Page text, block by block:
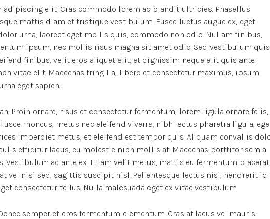
elit. Cras commodo lorem ac blandit ultricies. Phasellus
mattis diam et tristique vestibulum. Fusce luctus augue ex, eget
urna, laoreet eget mollis quis, commodo non odio. Nullam finibus,
ipsum, nec mollis risus magna sit amet odio. Sed vestibulum quis
finibus, velit eros aliquet elit, et dignissim neque elit quis ante.
vitae elit. Maecenas fringilla, libero et consectetur maximus, ipsum
eget sapien.
Proin ornare, risus et consectetur fermentum, lorem ligula ornare felis,
rhoncus, metus nec eleifend viverra, nibh lectus pharetra ligula,
imperdiet metus, et eleifend est tempor quis. Aliquam convallis
efficitur lacus, eu molestie nibh mollis at. Maecenas porttitor sem a
Vestibulum ac ante ex. Etiam velit metus, mattis eu fermentum placerat,
vel nisi sed, sagittis suscipit nisl. Pellentesque lectus nisi, hendrerit id
consectetur tellus. Nulla malesuada eget ex vitae vestibulum.
semper et eros fermentum elementum. Cras at lacus vel mauris